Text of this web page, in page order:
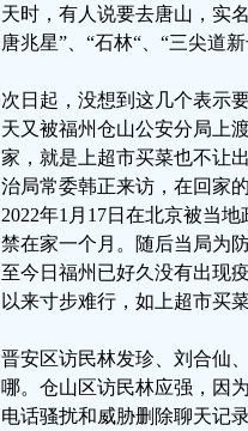
天时，有人说要去唐山，实
唐兆星”、“石林“、“三尖道
次日起，没想到这几个表示
天又被福州仓山公安分局上
家，就是上超市买菜也不让
治局常委韩正来访，在回家
2022年1月17日在北京被当
禁在家一个月。随后当局为
至今日福州已好久没有出现
以来寸步难行，如上超市买
晋安区访民林发珍、刘合仙
哪。仓山区访民林应强，因
电话骚扰和威胁删除聊天记